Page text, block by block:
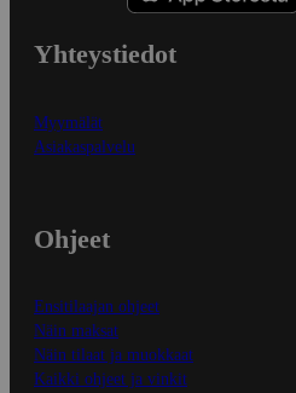
Yhteystiedot
Myymälät
Asiakaspalvelu
Ohjeet
Ensitilaajan ohjeet
Näin maksat
Näin tilaat ja muokkaat
Kaikki ohjeet ja vinkit